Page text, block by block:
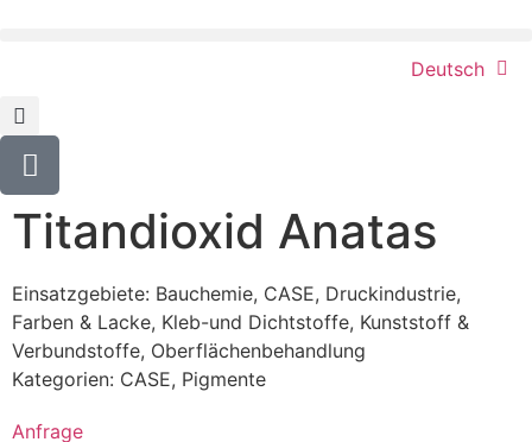
Deutsch
Titandioxid Anatas
Einsatzgebiete: Bauchemie, CASE, Druckindustrie,
Farben & Lacke, Kleb-und Dichtstoffe, Kunststoff &
Verbundstoffe, Oberflächenbehandlung
Kategorien: CASE, Pigmente
Anfrage